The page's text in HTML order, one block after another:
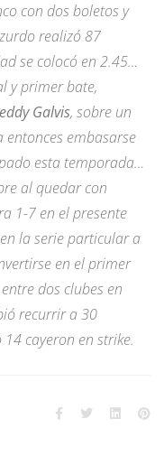
con dos boletos y
realizó 87
se colocó en 2.45…
y primer bate,
Galvis, sobre un
embasarse
esta temporada…
al quedar con
1-7 en el presente
la serie particular a
en el primer
dos clubes en
recurrir a 30
cayeron en strike.